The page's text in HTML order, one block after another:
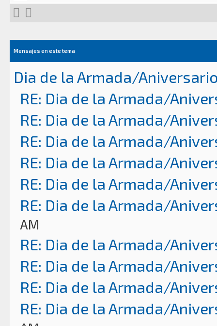
Mensajes en este tema
Dia de la Armada/
RE: Dia de la Armada/
RE: Dia de la Armada/
RE: Dia de la Armada/
RE: Dia de la Armada/
RE: Dia de la Armada/
RE: Dia de la Armada/
AM
RE: Dia de la Armada/
RE: Dia de la Armada/
RE: Dia de la Armada/
RE: Dia de la Armada/